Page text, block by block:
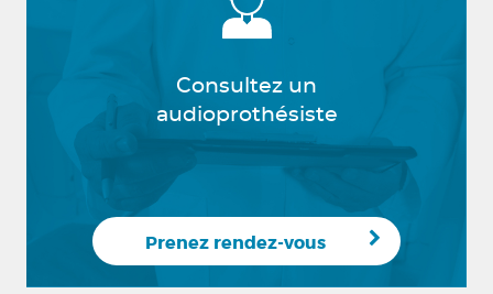
Consultez un
audioprothésiste
Prenez rendez-vous